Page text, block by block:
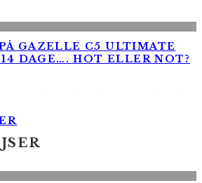
GAZELLE C5 ULTIMATE
DAGE…. HOT ELLER NOT?